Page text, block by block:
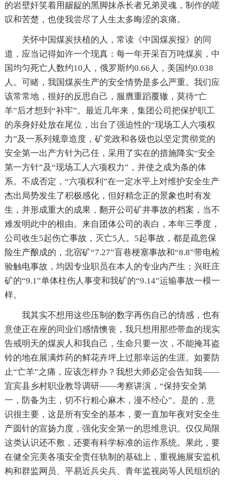
的岩壁奸笑着用龌龊的黑脚抹杀长者兄弟灵魂，制作的嗟
叹和苦楚，也使我尝尽了人生太多晦涩的哀痛。
关怀中国煤炭扶植的人，常读《中国煤炭报》的同
道，应当记得如许一个现真：每一年开采百万吨煤炭，中
国均匀死亡人数约10人，俄罗斯约0.66人，美国约0.038
人。可睹，我国煤炭生产的安全情势是多么严重。我们应
该常常地，很好的反思自己，服膺重蹈覆辙，莫待“亡
羊”后才想到“补牢”。最近几年来，集团公司把保护职工
的亲身好处放在尾位，出台了强迫性的“现场工人六项权
力”及一系列规章造度，矿党政和各级也以坚定贯彻党的
安全第一出产方针为己任，采用了实在的措施降实“安全
第一方针”及“现场工人六项权力”，并使之成为条的体
系。不成否定，“六项权利”在一定水平上对维护安全生产
杰出局势发生了积极感化，但好精念正的景象也时有发
生，并形成重大的成果，翻开公司矿井事故的档案，当不
难发明此中的根由。来自团体公司的表白，本年三季度，
公司收生5起伤亡事故，灭亡5人。5起事故，都是疏忽保
险生产酿成的，北宿矿“7.27”盲巷梗塞事故和“8.8”带电检
验触电事故，均因专业职员在本人的专业内产生；兴旺庄
矿的“9.1”单体柱伤人事变和我矿的“9.14”运输事故一模一
样。
我其实不想用这些压制的数字再伤自己的情感，也有
意使正在座的同业们感情懊丧，我只想用那些带血的现实
告戒明天的煤炭人和我自己，生命只要一次，不能掩耳盗
铃的地在展满炸药的鲜花卉坪上过那幸运的生涯。如要防
止“亡羊”之痛，应该怎样办？我想大师必定会告知我——
宜宾县乡村职业教导调研——考察讲演，“保持安全第
一，防备为主，切不行粗心麻木，漫不经心”。是的，意
识很主要，这是所有安全的基本，要一直加年夜对安全生
产圆针的宣扬力度，强化安全第一的思维意识。仅仅局限
这类认识还不敷，还要有科学标准的运作系统。果此，要
在健全完美各项安全责任轨制的基础上，重视施展安监机
构和群监网员、平易近兵尖兵、青年监视岗等人民组织的